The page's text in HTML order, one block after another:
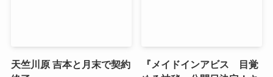
天竺川原 吉本と月末で契約
『メイドインアビス 目覚